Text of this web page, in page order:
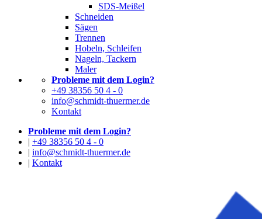
SDS-Meißel
Schneiden
Sägen
Trennen
Hobeln, Schleifen
Nageln, Tackern
Maler
Probleme mit dem Login?
+49 38356 50 4 - 0
info@schmidt-thuermer.de
Kontakt
Probleme mit dem Login?
| +49 38356 50 4 - 0
| info@schmidt-thuermer.de
| Kontakt